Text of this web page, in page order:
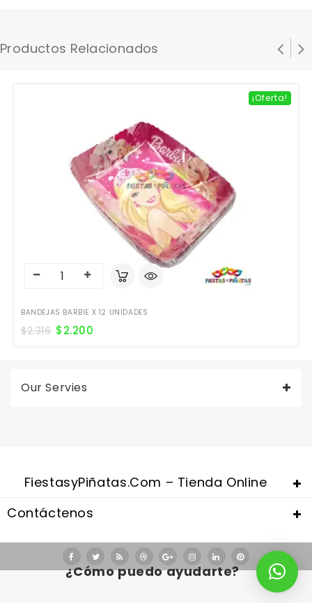
Productos Relacionados
¡Oferta!
BANDEJAS BARBIE X 12 UNIDADES
$2.316 $2.200
Our Servies
FiestasyPiñatas.com – Tienda Online
Contáctenos
¿Cómo puedo ayudarte?
Valentine's Day is coming, it's time to prepare all kinds of gifts,